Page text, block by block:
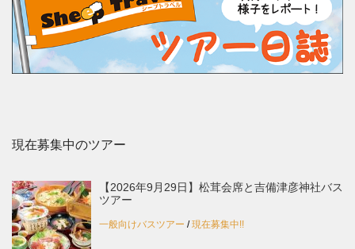
現在募集中のツアー
【2026年9月29日】松茸会席と吉備津彦神社バス
ツアー
一般向けバスツアー /現在募集中!!